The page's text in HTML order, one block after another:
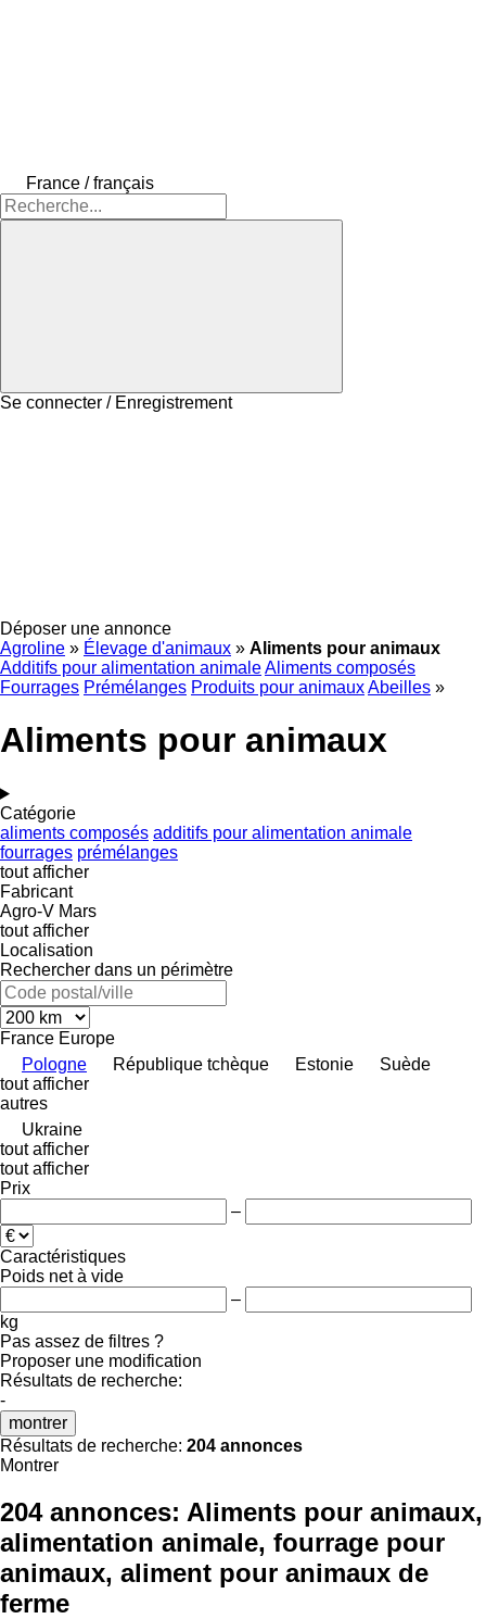
France / français
Se connecter / Enregistrement
Déposer une annonce
Agroline » Élevage d'animaux » Aliments pour animaux
Additifs pour alimentation animaleAliments composés
Fourrages Prémélanges Produits pour animauxAbeilles »
Aliments pour animaux
Catégorie
aliments composés additifs pour alimentation animale
fourrages prémélanges
tout afficher
Fabricant
Agro-V Mars
tout afficher
Localisation
Rechercher dans un périmètre
France Europe
Pologne
République tchèque Estonie
Suède
tout afficher
autres
Ukraine
tout afficher
tout afficher
Prix
–
Caractéristiques
Poids net à vide
–
kg
Pas assez de filtres ?
Proposer une modification
Résultats de recherche:
-
montrer
Résultats de recherche: 204 annonces
Montrer
204 annonces: Aliments pour animaux,
alimentation animale, fourrage pour
animaux, aliment pour animaux de
ferme